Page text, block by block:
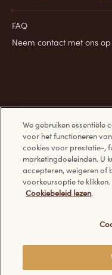
FAQ
Neem contact met ons op
© Ferrero
Ontdek
We gebruiken essentiële
voor het functioneren
cookies voor prestatie-,
marketingdoeleinden. U
accepteren, weigeren of
voorkeursoptie te
Cookiebeleid lezen.